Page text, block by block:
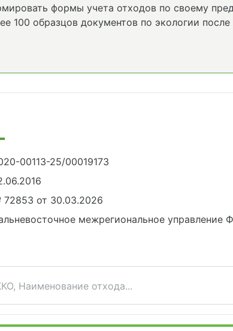
формы учета отходов по своему
100 образцов документов по экологии
00113-25/00019173
от 30.03.2026
межрегиональное управление
Наименование отхода...